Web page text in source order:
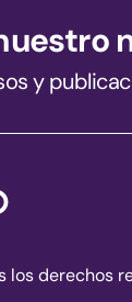
y
los derechos